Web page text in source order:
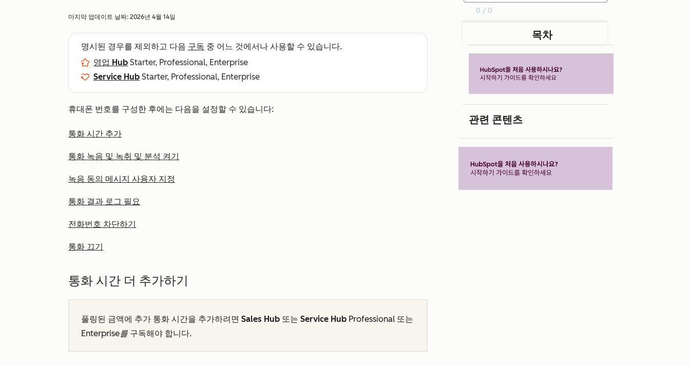
마지막 업데이트 날짜: 2026년 4월 14일
명시된 경우를 제외하고 다음 구독 중 어느 것에서나 사용할 수 있습니다.
영업 Hub Starter, Professional, Enterprise
Service Hub Starter, Professional, Enterprise
휴대폰 번호를 구성한 후에는 다음을 설정할 수 있습니다:
통화 시간 추가
통화 녹음 및 녹취 및 분석 켜기
녹음 동의 메시지 사용자 지정
통화 결과 로그 필요
전화번호 차단하기
통화 끄기
통화 시간 더 추가하기
풀링된 금액에 추가 통화 시간을 추가하려면 Sales Hub 또는 Service Hub Professional 또는
Enterprise를 구독해야 합니다.
0 / 0
목차
관련 콘텐츠